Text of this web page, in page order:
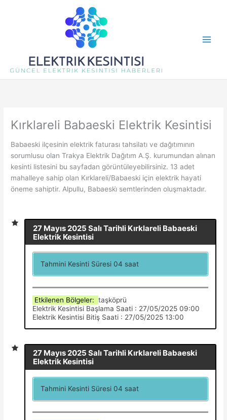
Kırklareli Babaeski Elektrik Kesintisi
Babaeski ilçesinin elektrik faturası tahsilatı ve dağıtımının
sorumlusu olan Trakya Elektrik Dağıtım A.Ş. kurumundan alınan
kesinti listesini bu sayfadan görüntüleyebilirsiniz. 13 adet
mahalleye sahip olan Kırklareli/Babaeski için elektrik hayati
öneme sahiptir. Alpullu, Babaeski̇ semtlerinden oluşmaktadır.
27 Mayıs 2025 Salı Tarihli Kırklareli Babaeski
Elektrik Kesintisi
Tahmini Kesinti Süresi 04 saat
Etkilenen Bölgeler:taşköprü
Elektrik Kesintisi Başlama Saati : 27/05/2025 09:00
Elektrik Kesintisi Bitiş Saati : 27/05/2025 13:00
27 Mayıs 2025 Salı Tarihli Kırklareli Babaeski
Elektrik Kesintisi
Tahmini Kesinti Süresi 04 saat